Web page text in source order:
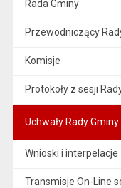
Rada Gminy
Przewodniczący
Komisje
Protokoły z sesji
Uchwały Rady Gminy
Wnioski i interpelacje
Transmisje On-Line